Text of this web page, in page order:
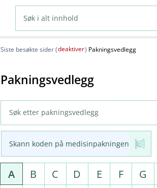
Siste besøkte sider (deaktiver) Pakningsvedlegg
Pakningsvedlegg
Skann koden på medisinpakningen
A B C D E F G